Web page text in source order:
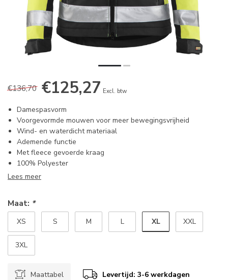
€136,70 €125,27 Excl. btw
Damespasvorm
Voorgevormde mouwen voor meer bewegingsvrijheid
Wind- en waterdicht materiaal
Ademende functie
Met fleece gevoerde kraag
100% Polyester
Lees meer
Maat: *
XS S M L XL XXL
3XL
Maattabel Levertijd: 3-6 werkdagen